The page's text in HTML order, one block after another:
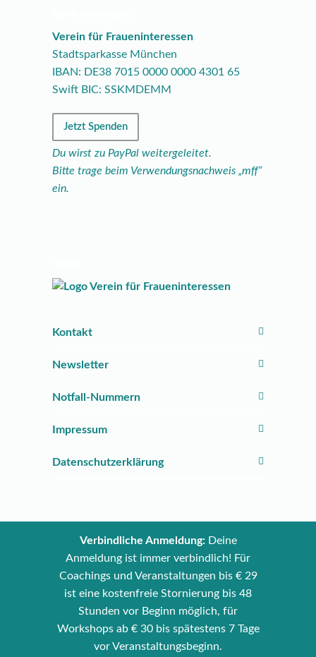
Verein für Fraueninteressen
Stadtsparkasse München
IBAN: DE38 7015 0000 0000 4301 65
Swift BIC: SSKMDEMM
Jetzt Spenden
Du wirst zu PayPal weitergeleitet.
Bitte trage beim Verwendungsnachweis „mff“
ein.
Kontakt
Newsletter
Notfall-Nummern
Impressum
Datenschutzerklärung
Verbindliche Anmeldung:Deine
Anmeldung ist immer verbindlich! Für
Coachings und Veranstaltungen bis € 29
ist eine kostenfreie Stornierung bis 48
Stunden vor Beginn möglich, für
Workshops ab € 30 bis spätestens 7 Tage
vor Veranstaltungsbeginn.